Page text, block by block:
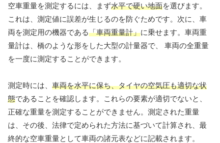
空車重量を測定するには、まず水平で硬い地面を選びます。
これは、測定値に誤差が生じるのを防ぐためです。次に、車
両を測定用の機器である「車両重量計」に乗せます。車両重
量計は、橋のような形をした大型の計量器で、 車両の全重量
を一度に測定することができます。
測定時には、 車両を水平に保ち、タイヤの空気圧も適切な状
態であることを確認します。これらの要素が適切でないと、
正確な重量を測定することができません。測定された重量
は、その後、法律で定められた方法に基づいて計算され、最
終的な空車重量として車両の諸元表などに記載されます。